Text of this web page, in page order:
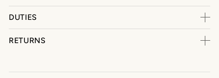
DUTIES
RETURNS